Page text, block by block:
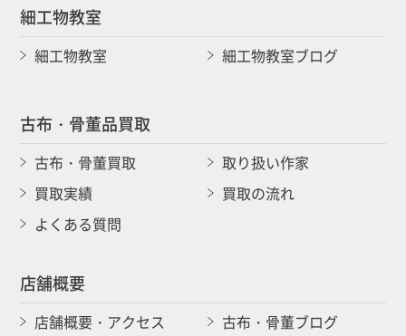
細工物教室
細工物教室 細工物教室ブログ
古布・骨董品買取
古布・骨董買取
取り扱い作家
買取実績
買取の流れ
よくある質問
店舗概要
店舗概要・アクセス 古布・骨董ブログ